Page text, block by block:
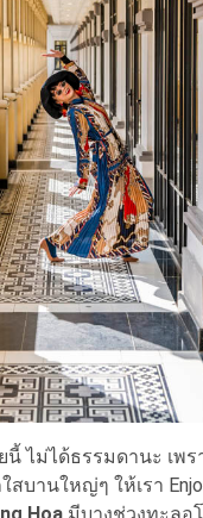
ไม่ได้ธรรมดานะ เพร
สบานใหญ่ๆ ให้เรา